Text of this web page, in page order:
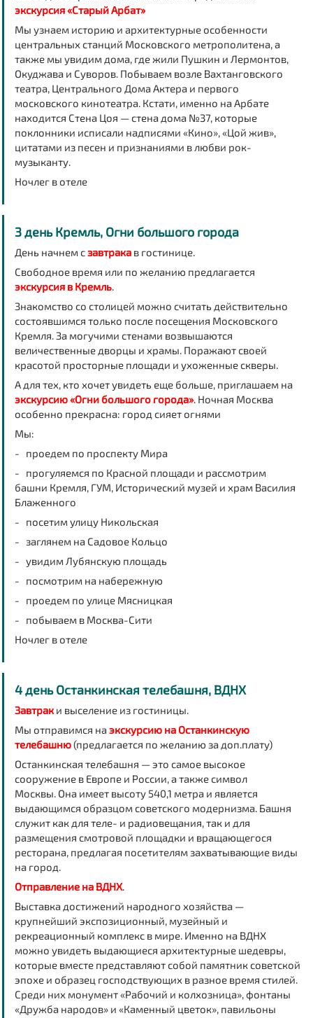
экскурсия«Старый Арбат»
Мы узнаем историю и архитектурные особенности
центральных станций Московского метрополитена, а
также мы увидим дома, где жили Пушкин и Лермонтов,
Окуджава и Суворов. Побываем возле Вахтанговского
театра, Центрального Дома Актера и первого
московского кинотеатра. Кстати, именно на Арбате
находится Стена Цоя — стена дома №37, которые
поклонники исписали надписями «Кино», «Цой жив»,
цитатами из песен и признаниями в любви рок-
музыканту.
Ночлег в отеле
3 день Кремль, Огни большого города
День начнем сзавтракав гостинице.
Свободное время или по желанию предлагается
экскурсия в Кремль.
Знакомство со столицей можно считать действительно
состоявшимся только после посещения Московского
Кремля. За могучими стенами возвышаются
величественные дворцы и храмы. Поражают своей
красотой просторные площади и ухоженные скверы.
А для тех, кто хочет увидеть еще больше, приглашаем на
экскурсию «Огни большого города». Ночная Москва
особенно прекрасна: город сияет огнями
Мы:
- проедем по проспекту Мира
- прогуляемся по Красной площади и рассмотрим
башни Кремля, ГУМ, Исторический музей и храм Василия
Блаженного
- посетим улицу Никольская
- заглянем на Садовое Кольцо
- увидим Лубянскую площадь
- посмотрим на набережную
- проедем по улице Мясницкая
- побываем в Москва-Сити
Ночлег в отеле
4 день Останкинская телебашня, ВДНХ
Завтраки выселение из гостиницы.
Мы отправимся наэкскурсию на Останкинскую
телебашню(предлагается по желанию за доп.плату)
Останкинская телебашня — это самое высокое
сооружение в Европе и России, а также символ
Москвы. Она имеет высоту 540,1 метра и является
выдающимся образцом советского модернизма. Башня
служит как для теле- и радиовещания, так и для
размещения смотровой площадки и вращающегося
ресторана, предлагая посетителям захватывающие виды
на город.
Отправление на ВДНХ.
Выставка достижений народного хозяйства —
крупнейший экспозиционный, музейный и
рекреационный комплекс в мире. Именно на ВДНХ
можно увидеть выдающиеся архитектурные шедевры,
которые вместе представляют собой памятник советской
эпохе и образец господствующих в разное время стилей.
Среди них монумент «Рабочий и колхозница», фонтаны
«Дружба народов» и «Каменный цветок», павильоны